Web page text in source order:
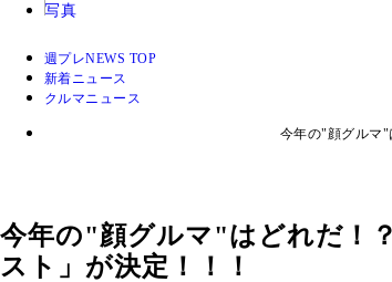
写真
週プレNEWS TOP
新着ニュース
クルマニュース
今年の"顔グルマ
今年の"顔グルマ"はどれだ！
スト」が決定！！！